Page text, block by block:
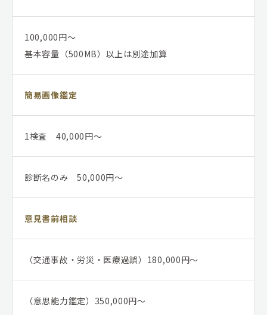
100,000円～
基本容量（500MB）以上は別途加算
簡易画像鑑定
1検査 40,000円～
診断名のみ 50,000円～
意見書前相談
（交通事故・労災・医療過誤）180,000円～
（意思能力鑑定）350,000円～